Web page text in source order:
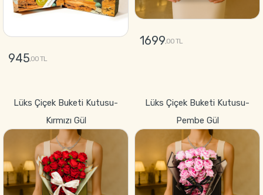
945,00 TL
1699,00 TL
Lüks Çiçek Buketi Kutusu-
Kırmızı Gül
Lüks Çiçek Buketi Kutusu-
Pembe Gül